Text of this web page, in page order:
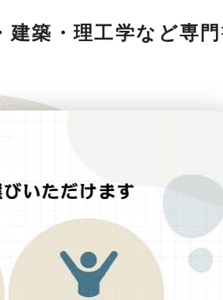
建築・理工学など専